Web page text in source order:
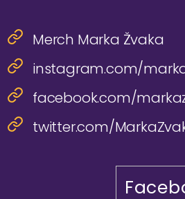
Merch Marka Žvaka
instagram.com/
facebook.com/
twitter.com/